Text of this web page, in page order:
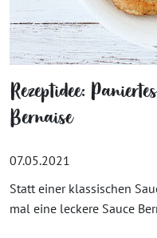
Rezeptidee:
Bernaise
07.05.2021
Statt einer klassischen
mal eine leckere Sauce